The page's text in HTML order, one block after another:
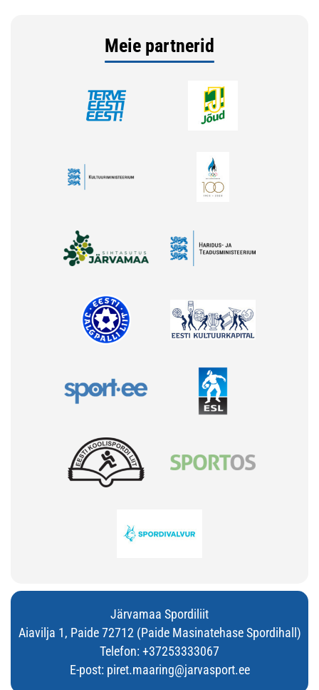
Meie partnerid
Järvamaa Spordiliit
Aiavilja 1, Paide 72712 (Paide Masinatehase Spordihall)
Telefon: +37253333067
E-post: piret.maaring@jarvasport.ee